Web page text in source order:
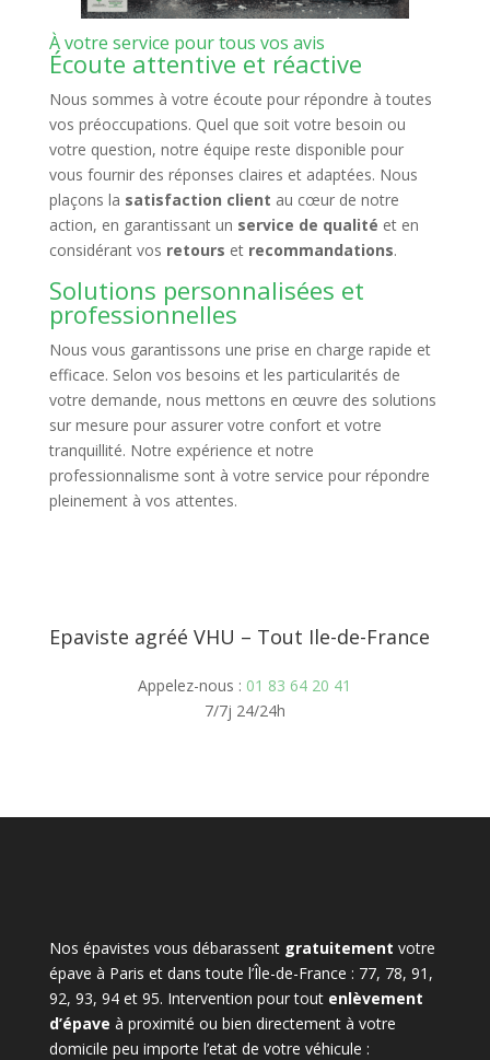
À votre service pour tous vos avis
Écoute attentive et réactive
Nous sommes à votre écoute pour répondre à toutes
vos préoccupations. Quel que soit votre besoin ou
votre question, notre équipe reste disponible pour
vous fournir des réponses claires et adaptées. Nous
plaçons la satisfaction client au cœur de notre
action, en garantissant un service de qualité et en
considérant vos retours et recommandations.
Solutions personnalisées et
professionnelles
Nous vous garantissons une prise en charge rapide et
efficace. Selon vos besoins et les particularités de
votre demande, nous mettons en œuvre des solutions
sur mesure pour assurer votre confort et votre
tranquillité. Notre expérience et notre
professionnalisme sont à votre service pour répondre
pleinement à vos attentes.
Epaviste agréé VHU – Tout Ile-de-France
Appelez-nous : 01 83 64 20 41
7/7j 24/24h
Nos épavistes vous débarassent gratuitement votre
épave à Paris et dans toute l’Île-de-France : 77, 78, 91,
92, 93, 94 et 95. Intervention pour tout enlèvement
d’épave à proximité ou bien directement à votre
domicile peu importe l’etat de votre véhicule :